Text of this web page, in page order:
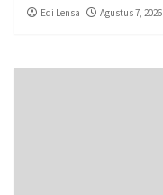
Edi Lensa Agustus 7, 2026